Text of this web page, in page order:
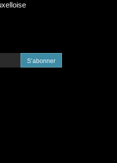
S’abonner